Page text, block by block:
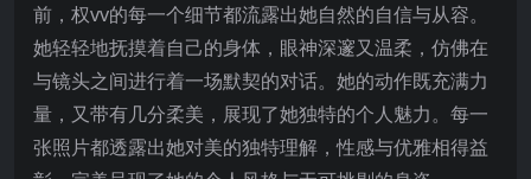
前，权vv的每一个细节都流露出她自然的自信与从容。
她轻轻地抚摸着自己的身体，眼神深邃又温柔，仿佛在
与镜头之间进行着一场默契的对话。她的动作既充满力
量，又带有几分柔美，展现了她独特的个人魅力。每一
张照片都透露出她对美的独特理解，性感与优雅相得益